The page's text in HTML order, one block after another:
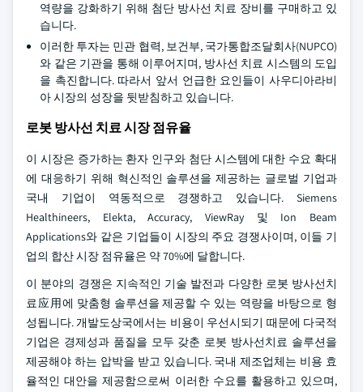
역량을 강화하기 위해 첨단 방사선 치료 장비를 구매하고 있
습니다.
이러한 투자는 민관 협력, 보건부, 국가통합조달회사(NUPCO)
와 같은 기관을 통해 이루어지며, 방사선 치료 시스템의 도입
을 촉진합니다. 따라서 앞서 언급한 요인들이 사우디아라비
아 시장의 성장을 뒷받침하고 있습니다.
로봇 방사선 치료 시장 점유율
이 시장은 증가하는 환자 인구와 첨단 시스템에 대한 수요 확대
에 대응하기 위해 혁신적인 솔루션을 제공하는 글로벌 기업과
국내 기업이 역동적으로 경쟁하고 있습니다. Siemens
Healthineers, Elekta, Accuracy, ViewRay 및 Ion Beam
Applications와 같은 기업들이 시장의 주요 경쟁사이며, 이들 기
업의 합산 시장 점유율은 약 70%에 달합니다.
이 분야의 경쟁은 지속적인 기술 발전과 다양한 로봇 방사선치
료应用에 맞춤형 솔루션을 제공할 수 있는 역량을 바탕으로 형
성됩니다. 개발도상국에서는 비용이 우선시되기 때문에 다국적
기업은 경제성과 품질을 모두 갖춘 로봇 방사선치료 솔루션을
제공해야 하는 압박을 받고 있습니다. 국내 제조업체는 비용 효
율적인 대안을 제공함으로써 이러한 수요를 활용하고 있으며,